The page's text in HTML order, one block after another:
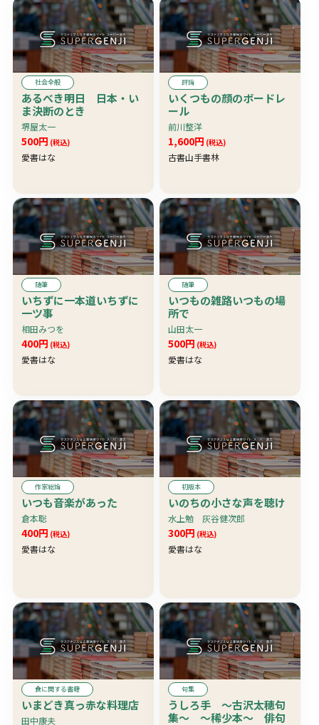
社会全般
あるべき明日 日本・い
ま決断のとき
堺屋太一
500円 (税込)
愛書はな
評論
いくつもの顔のボードレ
ール
前川整洋
1,600円 (税込)
古書山手書林
随筆
いちずに一本道いちずに
一ツ事
相田みつを
400円 (税込)
愛書はな
随筆
いつもの雑路いつもの場
所で
山田太一
500円 (税込)
愛書はな
作家総論
いつも音楽があった
倉本聡
400円 (税込)
愛書はな
初版本
いのちの小さな声を聴け
水上勉 灰谷健次郎
300円 (税込)
愛書はな
食に関する書籍
いまどき真っ赤な料理店
田中康夫
句集
うしろ手 〜古沢太穂句
集〜 〜稀少本〜 俳句